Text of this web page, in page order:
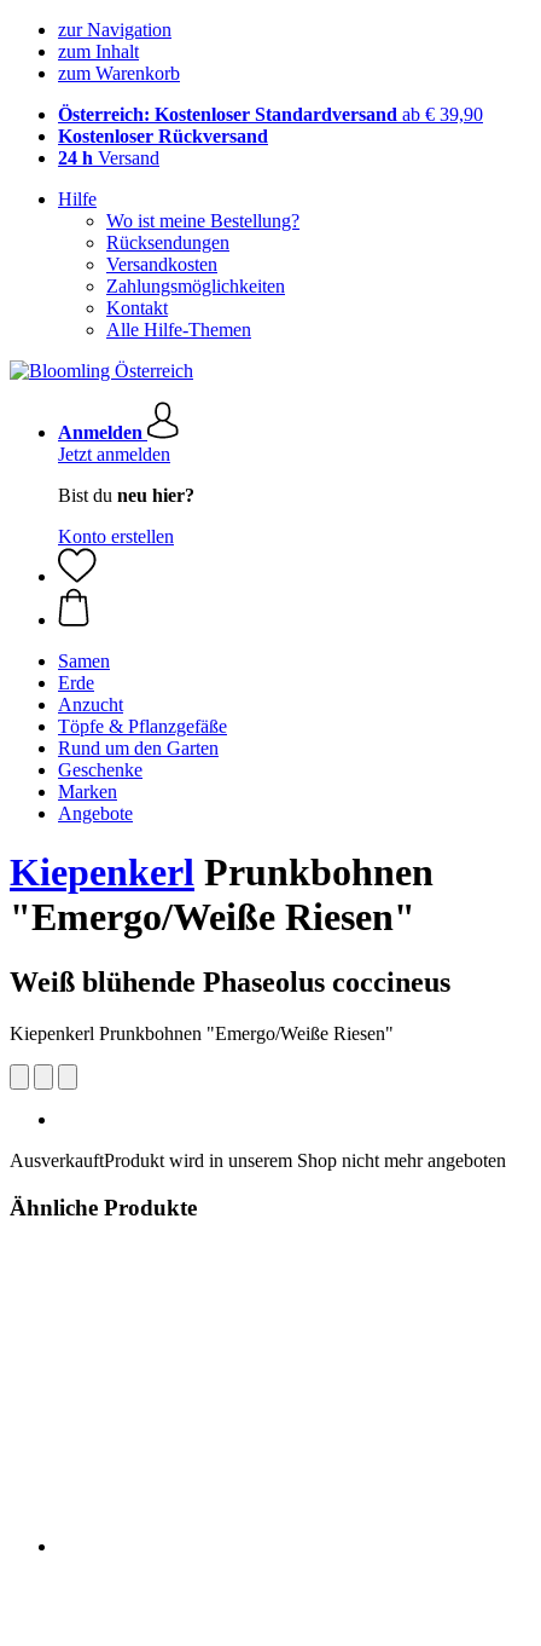
zur Navigation
zum Inhalt
zum Warenkorb
Österreich: Kostenloser Standardversand ab € 39,90
Kostenloser Rückversand
24 h Versand
Hilfe
Wo ist meine Bestellung?
Rücksendungen
Versandkosten
Zahlungsmöglichkeiten
Kontakt
Alle Hilfe-Themen
Anmelden
Jetzt anmelden
Bist du neu hier?
Konto erstellen
Samen
Erde
Anzucht
Töpfe & Pflanzgefäße
Rund um den Garten
Geschenke
Marken
Angebote
Kiepenkerl Prunkbohnen
"Emergo/Weiße Riesen"
Weiß blühende Phaseolus coccineus
Kiepenkerl Prunkbohnen "Emergo/Weiße Riesen"
AusverkauftProdukt wird in unserem Shop nicht mehr angeboten
Ähnliche Produkte